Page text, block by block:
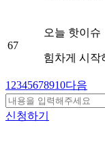
67
오늘 핫이슈
힘차게 시작
1 2345678910다음
신청하기